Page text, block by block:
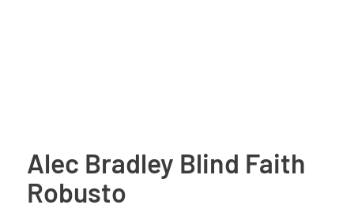
Alec Bradley Blind Faith
Robusto